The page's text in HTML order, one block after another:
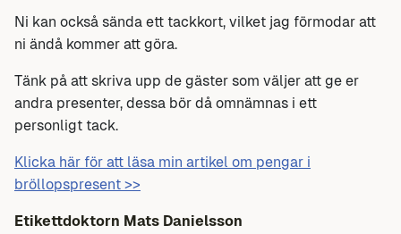
Ni kan också sända ett tackkort, vilket jag förmodar att
ni ändå kommer att göra.
Tänk på att skriva upp de gäster som väljer att ge er
andra presenter, dessa bör då omnämnas i ett
personligt tack.
Klicka här för att läsa min artikel om pengar i
bröllopspresent >>
Etikettdoktorn Mats Danielsson